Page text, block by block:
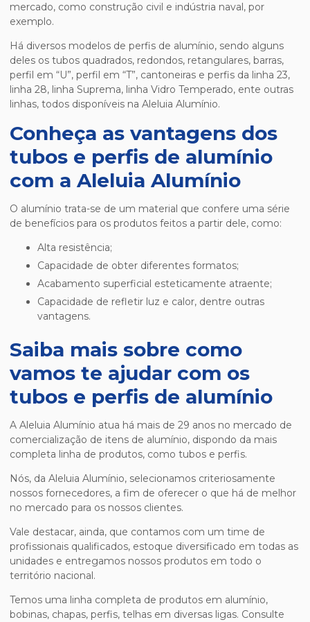
mercado, como construção civil e indústria naval, por
exemplo.
Há diversos modelos de perfis de alumínio, sendo alguns
deles os tubos quadrados, redondos, retangulares, barras,
perfil em “U”, perfil em “T”, cantoneiras e perfis da linha 23,
linha 28, linha Suprema, linha Vidro Temperado, ente outras
linhas, todos disponíveis na Aleluia Alumínio.
Conheça as vantagens dos
tubos e perfis de alumínio
com a Aleluia Alumínio
O alumínio trata-se de um material que confere uma série
de benefícios para os produtos feitos a partir dele, como:
alta resistência;
capacidade de obter diferentes formatos;
acabamento superficial esteticamente atraente;
capacidade de refletir luz e calor, dentre outras
vantagens.
Saiba mais sobre como
vamos te ajudar com os
tubos e perfis de alumínio
A Aleluia Alumínio atua há mais de 29 anos no mercado de
comercialização de itens de alumínio, dispondo da mais
completa linha de produtos, como tubos e perfis.
Nós, da Aleluia Alumínio, selecionamos criteriosamente
nossos fornecedores, a fim de oferecer o que há de melhor
no mercado para os nossos clientes.
Vale destacar, ainda, que contamos com um time de
profissionais qualificados, estoque diversificado em todas as
unidades e entregamos nossos produtos em todo o
território nacional.
Temos uma linha completa de produtos em alumínio,
bobinas, chapas, perfis, telhas em diversas ligas. Consulte